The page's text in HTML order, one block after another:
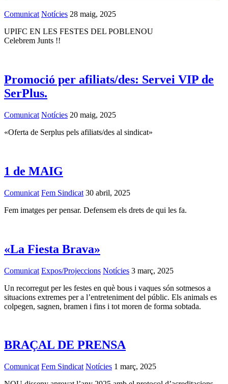
Comunicat Notícies 28 maig, 2025
UPIFC EN LES FESTES DEL POBLENOU
Celebrem Junts !!
Promoció per afiliats/des: Servei VIP de
SerPlus.
Comunicat Notícies 20 maig, 2025
«Oferta de Serplus pels afiliats/des al sindicat»
1 de MAIG
Comunicat Fem Sindicat 30 abril, 2025
Fem imatges per pensar. Defensem els drets de qui les fa.
«La Fiesta Brava»
Comunicat Expos/Projeccions Notícies 3 març, 2025
Un recorregut per les festes en què bous i vaques són sotmesos a
situacions extremes per a l’entreteniment del públic. Els animals es
colpegen, sagnen, bramen i fins i tot moren de forma sobtada.
BRAÇAL DE PRENSA
Comunicat Fem Sindicat Notícies 1 març, 2025